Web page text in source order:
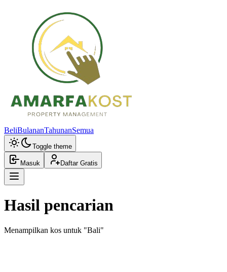
BeliBulananTahunanSemua
Toggle theme
Masuk Daftar Gratis
Hasil pencarian
Menampilkan kos untuk "Bali"